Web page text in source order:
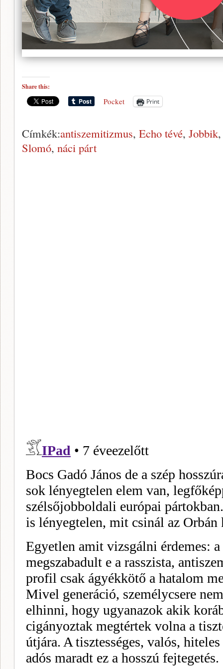
Share this:
Pocket Print
Címkék:antiszemitizmus, Echo tévé, Jobbik
Slomó, náci párt